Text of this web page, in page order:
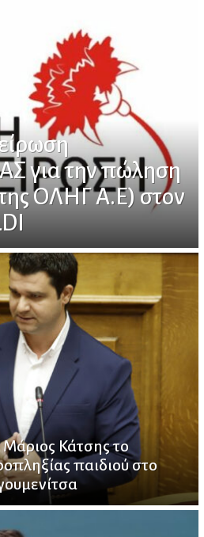
για την πώληση
ΟΛΗΓ Α.Ε) στον
Κάτσης το
παιδιού στο